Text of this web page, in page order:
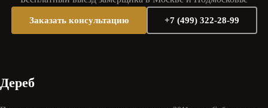
Заказать консультацию +7 (499) 322-28-99
Дереб